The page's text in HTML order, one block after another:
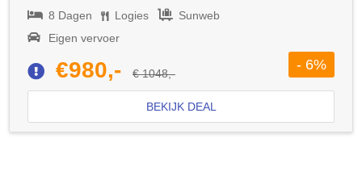
8 Dagen
Logies
Sunweb
Eigen vervoer
€980,- € 1048,-
- 6%
BEKIJK DEAL